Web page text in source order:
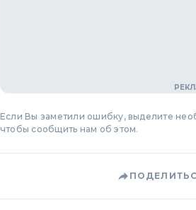
Если Вы заметили ошибку, выделите
чтобы сообщить нам об этом.